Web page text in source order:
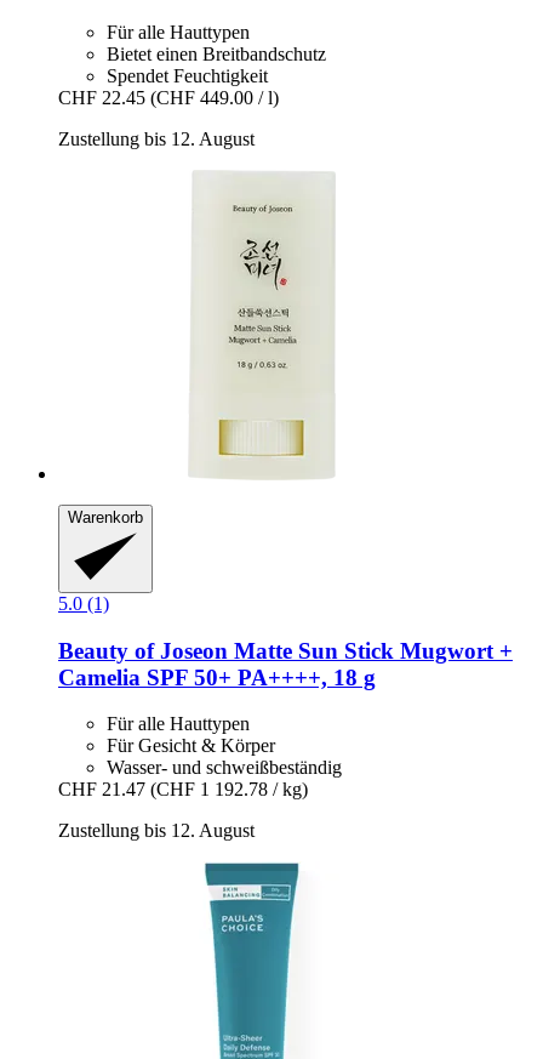
Für alle Hauttypen
Bietet einen Breitbandschutz
Spendet Feuchtigkeit
CHF 22.45 (CHF 449.00 / l)
Zustellung bis 12. August
Warenkorb
5.0 (1)
Beauty of Joseon Matte Sun Stick Mugwort +
Camelia SPF 50+ PA++++, 18 g
Für alle Hauttypen
Für Gesicht & Körper
Wasser- und schweißbeständig
CHF 21.47 (CHF 1 192.78 / kg)
Zustellung bis 12. August